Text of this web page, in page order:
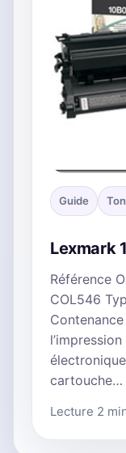
Guide
Lexmark
Référence
COL546
cartouche…
Lecture 2